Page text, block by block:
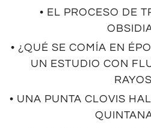
• EL PROCESO DE
• ¿QUÉ SE COMÍA EN
UN ESTUDIO CON
• UNA PUNTA CLOVIS